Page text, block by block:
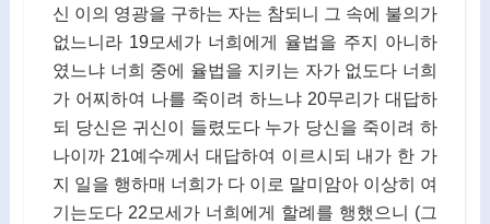
신 이의 영광을 구하는 자는 참되니 그 속에 불의가
없느니라 19모세가 너희에게 율법을 주지 아니하
였느냐 너희 중에 율법을 지키는 자가 없도다 너희
가 어찌하여 나를 죽이려 하느냐 20무리가 대답하
되 당신은 귀신이 들렸도다 누가 당신을 죽이려 하
나이까 21예수께서 대답하여 이르시되 내가 한 가
지 일을 행하매 너희가 다 이로 말미암아 이상히 여
기는도다 22모세가 너희에게 할례를 행했으니 (그